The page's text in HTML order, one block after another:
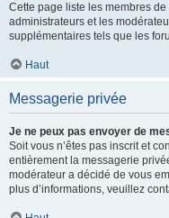
Cette page liste les membres
administrateurs et les
supplémentaires tels que les
Haut
Messagerie privée
Je ne peux pas envoyer de
Soit vous n’êtes pas inscrit et
entièrement la messagerie
modérateur a décidé de vous
plus d’informations, veuillez